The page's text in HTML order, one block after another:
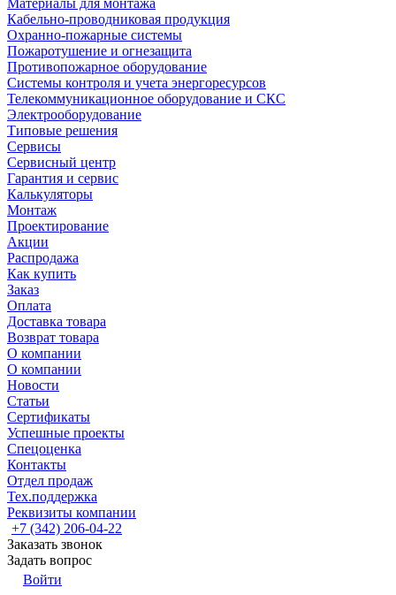
Материалы для монтажа
Кабельно-проводниковая продукция
Охранно-пожарные системы
Пожаротушение и огнезащита
Противопожарное оборудование
Системы контроля и учета энергоресурсов
Телекоммуникационное оборудование и СКС
Электрооборудование
Типовые решения
Сервисы
Сервисный центр
Гарантия и сервис
Калькуляторы
Монтаж
Проектирование
Акции
Распродажа
Как купить
Заказ
Оплата
Доставка товара
Возврат товара
О компании
О компании
Новости
Статьи
Сертификаты
Успешные проекты
Спецоценка
Контакты
Отдел продаж
Тех.поддержка
Реквизиты компании
+7 (342) 206-04-22
Заказать звонок
Задать вопрос
Войти